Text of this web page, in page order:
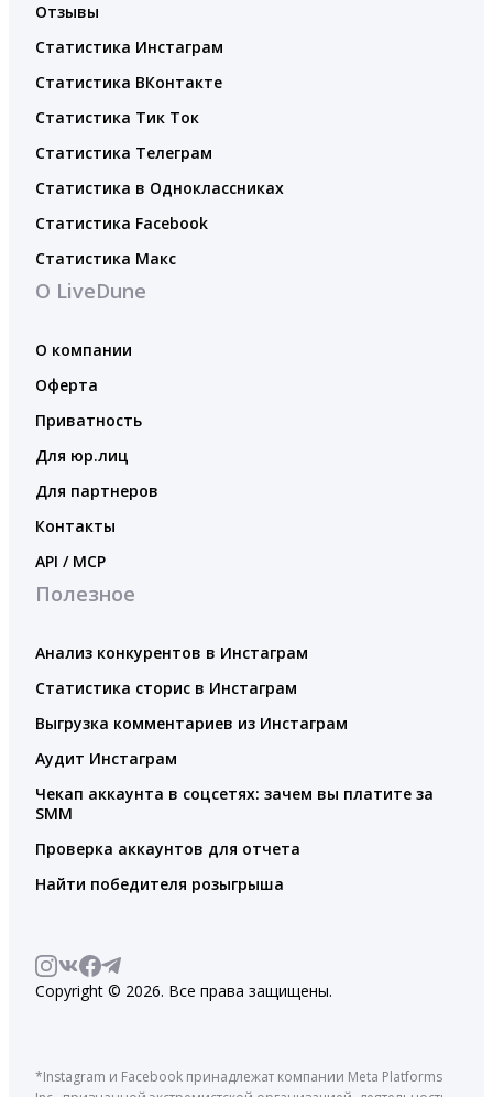
Отзывы
Статистика Инстаграм
Статистика ВКонтакте
Статистика Тик Ток
Статистика Телеграм
Статистика в Одноклассниках
Статистика Facebook
Статистика Макс
О LiveDune
О компании
Оферта
Приватность
Для юр.лиц
Для партнеров
Контакты
API / MCP
Полезное
Анализ конкурентов в Инстаграм
Статистика сторис в Инстаграм
Выгрузка комментариев из Инстаграм
Аудит Инстаграм
Чекап аккаунта в соцсетях: зачем вы платите за
SMM
Проверка аккаунтов для отчета
Найти победителя розыгрыша
Copyright © 2026. Все права защищены.
*Instagram и Facebook принадлежат компании Meta Platforms